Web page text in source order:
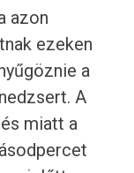
azon
ezeken
a
A
miatt a